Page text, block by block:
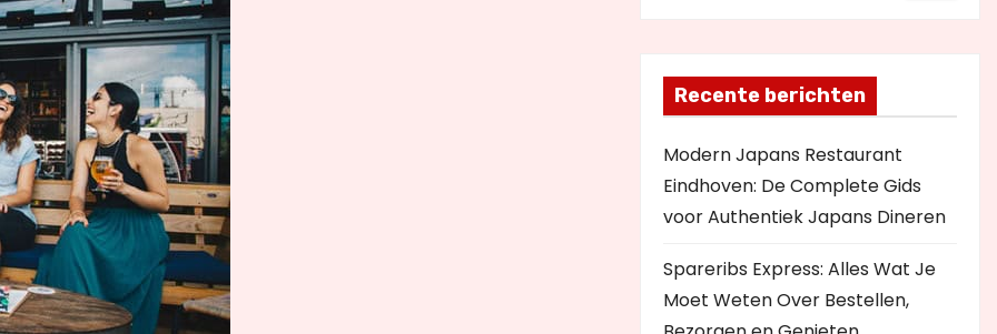
Recente berichten
Modern Japans Restaurant
Eindhoven: De Complete Gids
voor Authentiek Japans Dineren
Spareribs Express: Alles Wat Je
Moet Weten Over Bestellen,